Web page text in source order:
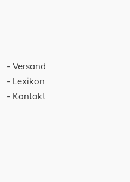
Versand
Lexikon
Kontakt